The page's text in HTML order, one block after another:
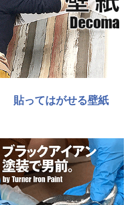
貼ってはがせる壁紙